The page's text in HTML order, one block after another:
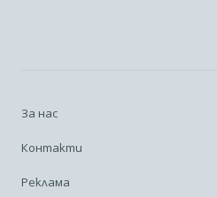
За нас
Контакти
Реклама